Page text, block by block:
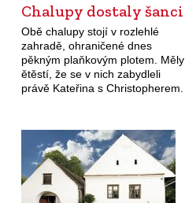
Chalupy dostaly šanci
Obě chalupy stojí v rozlehlé
zahradě, ohraničené dnes
pěkným plaňkovým plotem. Měly
ětěstí, že se v nich zabydleli
právě Kateřina s Christopherem.
on teprve…